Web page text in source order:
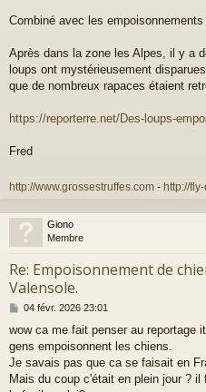
g
Combiné avec les
Après dans la zone les Alpes, il y a
loups ont mystérieusement
que de nombreux rapaces étaient
https://reporterre.net/Des-loups-
Fred
http://www.grossestruffes.com - http://
Giono
Membre
Re: Empoisonnement de
Valensole.
M
s
s
a
g
e
04 févr. 2026 23:01
wow ca me fait penser au reportage
gens empoisonnent les chiens.
Je savais pas que ca se faisait en
Mais du coup c'était en plein jour ?